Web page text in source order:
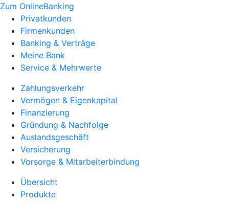
Zum OnlineBanking
Privatkunden
Firmenkunden
Banking & Verträge
Meine Bank
Service & Mehrwerte
Zahlungsverkehr
Vermögen & Eigenkapital
Finanzierung
Gründung & Nachfolge
Auslandsgeschäft
Versicherung
Vorsorge & Mitarbeiterbindung
Übersicht
Produkte